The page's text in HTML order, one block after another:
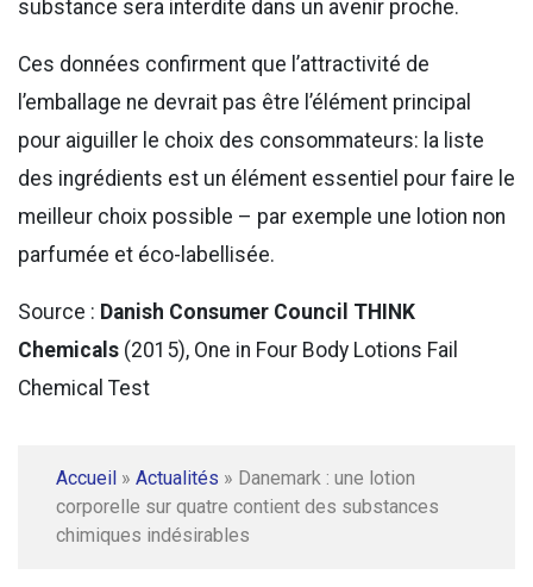
substance sera interdite dans un avenir proche.
Ces données confirment que l’attractivité de
l’emballage ne devrait pas être l’élément principal
pour aiguiller le choix des consommateurs: la liste
des ingrédients est un élément essentiel pour faire le
meilleur choix possible – par exemple une lotion non
parfumée et éco-labellisée.
Source : Danish Consumer Council THINK
Chemicals (2015), One in Four Body Lotions Fail
Chemical Test
Accueil » Actualités » Danemark : une lotion
corporelle sur quatre contient des substances
chimiques indésirables